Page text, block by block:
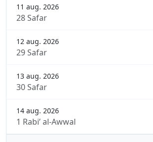
11 aug. 2026
28 Safar
12 aug. 2026
29 Safar
13 aug. 2026
30 Safar
14 aug. 2026
1 Rabi’ al-Awwal